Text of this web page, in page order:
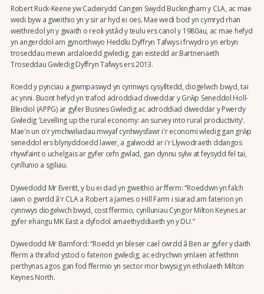
Robert Ruck-Keene yw Cadeirydd Cangen Swydd Buckingham y CLA, ac mae
wedi byw a gweithio yn y sir ar hyd ei oes. Mae wedi bod yn cymryd rhan
weithredol yn y gwaith o reoli ystâd y teulu ers canol y 1980au, ac mae hefyd
yn angerddol am gynorthwyo Heddlu Dyffryn Tafwys i frwydro yn erbyn
troseddau mewn ardaloedd gwledig, gan eistedd ar Bartneriaeth
Troseddau Gwledig Dyffryn Tafwys ers 2013.
Roedd y pynciau a gwmpaswyd yn cynnwys cysylltedd, diogelwch bwyd, tai
ac ynni. Buont hefyd yn trafod adroddiad diweddar y Grŵp Seneddol Holl-
Bleidiol (APPG) ar gyfer Busnes Gwledig ac adroddiad diweddar y Pwerdy
Gwledig 'Levelling up the rural economy: an survey into rural productivity'.
Mae'n un o'r ymchwiliadau mwyaf cynhwysfawr i'r economi wledig gan grŵp
seneddol ers blynyddoedd lawer, a galwodd ar i'r Llywodraeth ddangos
rhywfaint o uchelgais ar gyfer cefn gwlad, gan dynnu sylw at feysydd fel tai,
cynllunio a sgiliau.
Dywedodd Mr Everitt, y bu ei dad yn gweithio ar fferm: “Roeddwn yn falch
iawn o gwrdd â'r CLA a Robert a James o Hill Farm i siarad am faterion yn
cynnwys diogelwch bwyd, cost ffermio, cynlluniau Cyngor Milton Keynes ar
gyfer ehangu MK East a dyfodol amaethyddiaeth yn y DU.”
Dywedodd Mr Bamford: “Roedd yn bleser cael cwrdd â Ben ar gyfer y daith
fferm a thrafod ystod o faterion gwledig, ac edrychwn ymlaen at feithrin
perthynas agos gan fod ffermio yn sector mor bwysig yn etholaeth Milton
Keynes North.